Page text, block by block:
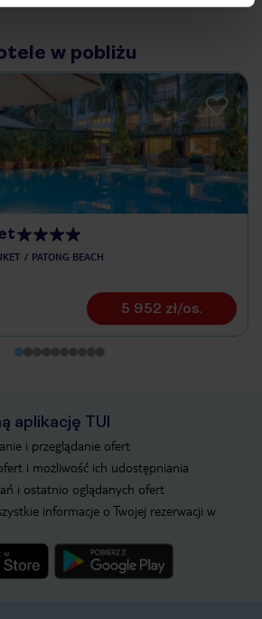
w pobliżu
PATONG BEACH
5 952 zł/os.
aplikację TUI
i przeglądanie ofert
i możliwość ich udostępniania
i ostatnio oglądanych ofert
informacje o Twojej rezerwacji w